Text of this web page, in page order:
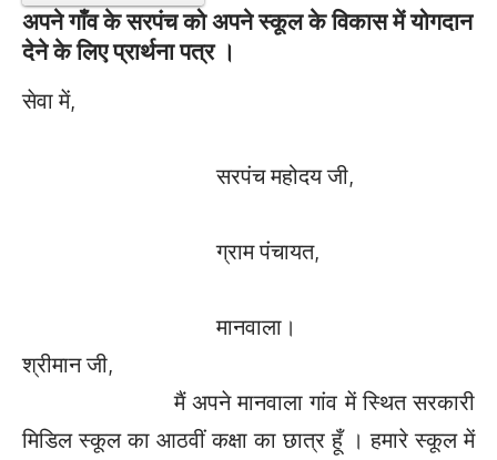
अपने गाँव के सरपंच को अपने स्कूल के विकास में योगदान
देने के लिए प्रार्थना पत्र ।
सेवा में,
सरपंच महोदय जी,
ग्राम पंचायत,
मानवाला।
श्रीमान जी,
मैं अपने मानवाला गांव में स्थित सरकारी
मिडिल स्कूल का आठवीं कक्षा का छात्र हूँ । हमारे स्कूल में